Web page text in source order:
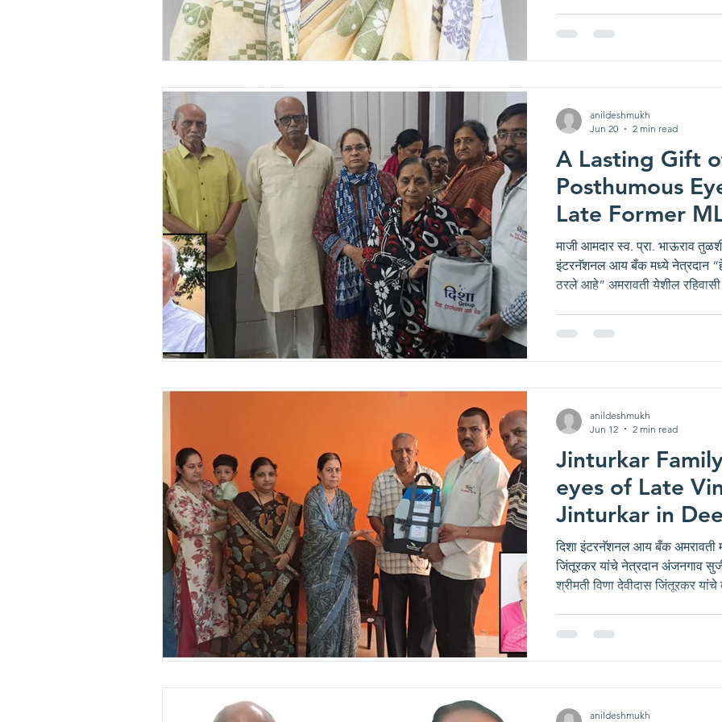
पाटील परिवाराने स्व. श्रीमती
करण्याचा निर्णय घेतला. यासाठी
A Lasting Gift
Posthumous
Late Former
Bhaurao
to Deesha
Bank, Amravati
माजी आमदार स्व. प्रा. भाऊराव
इंटरनॅशनल आय बँक मध्ये नेत्रदान “हे
ठरले आहे” अमरावती येशील रहिवासी अमरावती पदवीधर मतदारसंघाचे
दुःखद निधन झाले. कुटूंबातील
स्वाभाविक असते. देशमुख
anildeshmukh
Jun 20
2 min read
Jinturkar
eyes of Late
Jinturkar in
International
Amravati
दिशा इंटरनॅशनल आय बँक अमरावती
जिंतूरकर यांचे नेत्रदान अंजनगाव सुर्जी, अमरावती येशील रहिवासी स्व.
श्रीमती विणा देवीदास जिंतूरकर
परिवाराने स्व. श्रीमती विणा
निर्णय घेतला. यासाठी त्यांनी
anildeshmukh
Jun 12
2 min read
anildeshmukh